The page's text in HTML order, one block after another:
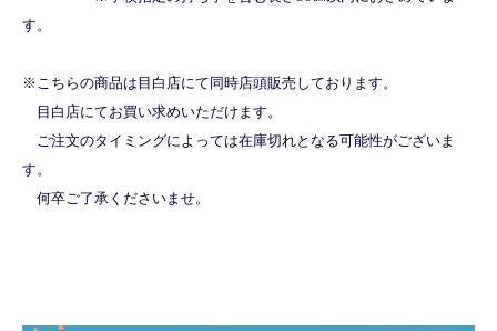
す。
※こちらの商品は目白店にて同時店頭販売しております。
目白店にてお買い求めいただけます。
ご注文のタイミングによっては在庫切れとなる可能性がございま
す。
何卒ご了承くださいませ。